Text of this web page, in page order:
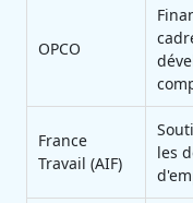
OPCO
France
Travail (AIF)
les